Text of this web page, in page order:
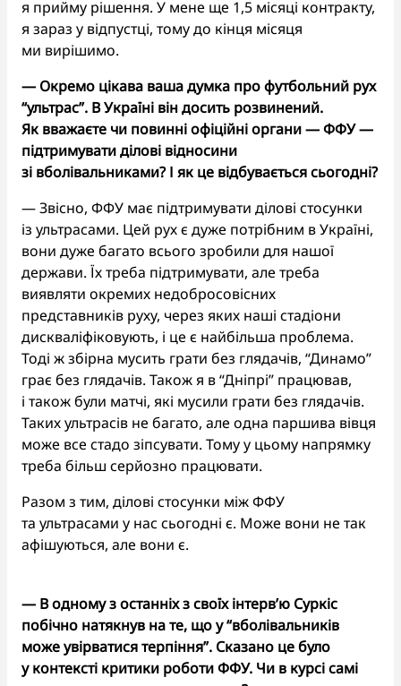
я прийму рішення. У мене ще 1,5 місяці контракту,
я зараз у відпустці, тому до кінця місяця
ми вирішимо.
— Окремо цікава ваша думка про футбольний рух
“ультрас”. В Україні він досить розвинений.
Як вважаєте чи повинні офіційні органи — ФФУ —
підтримувати ділові відносини
зі вболівальниками? І як це відбувається сьогодні?
— Звісно, ФФУ має підтримувати ділові стосунки
із ультрасами. Цей рух є дуже потрібним в Україні,
вони дуже багато всього зробили для нашої
держави. Їх треба підтримувати, але треба
виявляти окремих недобросовісних
представників руху, через яких наші стадіони
дискваліфіковують, і це є найбільша проблема.
Тоді ж збірна мусить грати без глядачів, “Динамо”
грає без глядачів. Також я в “Дніпрі” працював,
і також були матчі, які мусили грати без глядачів.
Таких ультрасів не багато, але одна паршива вівця
може все стадо зіпсувати. Тому у цьому напрямку
треба більш серйозно працювати.
Разом з тим, ділові стосунки між ФФУ
та ультрасами у нас сьогодні є. Може вони не так
афішуються, але вони є.
— В одному з останніх з своїх інтерв’ю Суркіс
побічно натякнув на те, що у “вболівальників
може увірватися терпіння”. Сказано це було
у контексті критики роботи ФФУ. Чи в курсі самі